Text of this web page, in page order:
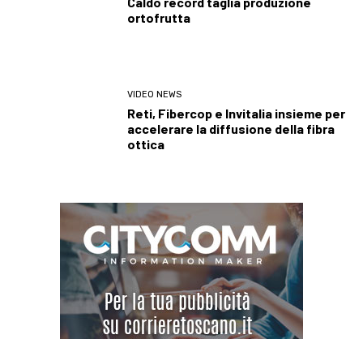
ortofrutta
VIDEO NEWS
Reti, Fibercop e Invitalia insieme per
accelerare la diffusione della fibra
ottica